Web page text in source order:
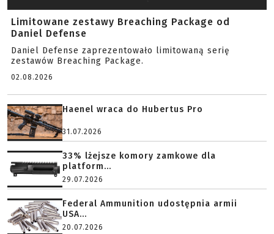
Limitowane zestawy Breaching Package od
Daniel Defense
Daniel Defense zaprezentowało limitowaną serię
zestawów Breaching Package.
02.08.2026
Haenel wraca do Hubertus Pro
31.07.2026
33% lżejsze komory zamkowe dla
platform...
29.07.2026
Federal Ammunition udostępnia armii
USA...
20.07.2026